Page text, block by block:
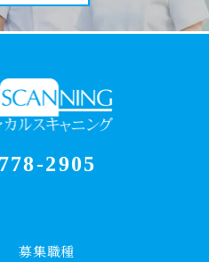
2905
募集職種